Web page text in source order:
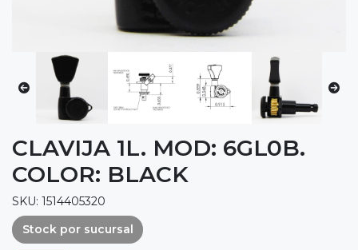
CLAVIJA 1L. MOD: 6GL0B.
COLOR: BLACK
SKU: 1514405320
Stock por sucursal